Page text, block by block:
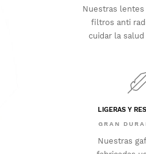
Nuestras
filtros anti
cuidar la
LIGERAS Y
GRAN
Nuestras